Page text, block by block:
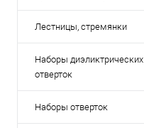
Лестницы, стремянки
Наборы диэликтрических
отверток
Наборы отверток